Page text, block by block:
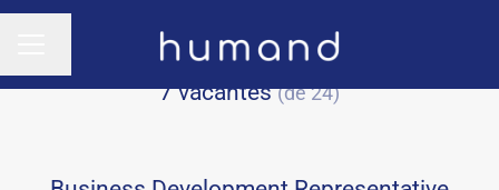
Cambiar idioma
7 vacantes(de 24)